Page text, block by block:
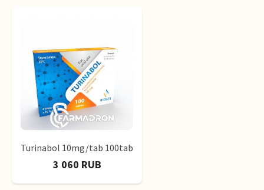
Turinabol 10mg/tab 100tab
3 060 RUB